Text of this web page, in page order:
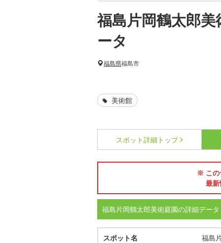
福島片岡鶴太郎
ータ
福島県福島市
美術館
スポット詳細 トップ
※ この
最新
福島片岡鶴太郎美術庭園の詳細データ
スポット名 福島